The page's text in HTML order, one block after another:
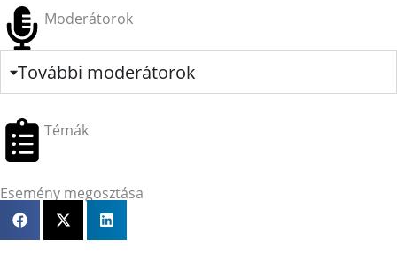
Moderátorok
További moderátorok
Témák
Esemény megosztása